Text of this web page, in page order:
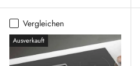
Vergleichen
Ausverkauft